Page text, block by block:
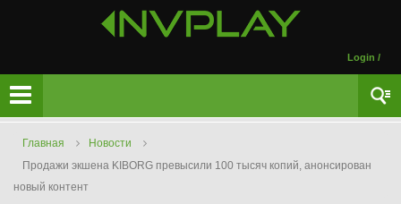
Login /
Главная
Новости
Продажи экшена KIBORG превысили 100 тысяч копий, анонсирован
новый контент